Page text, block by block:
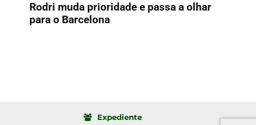
Rodri muda prioridade e passa a olhar
para o Barcelona
Expediente